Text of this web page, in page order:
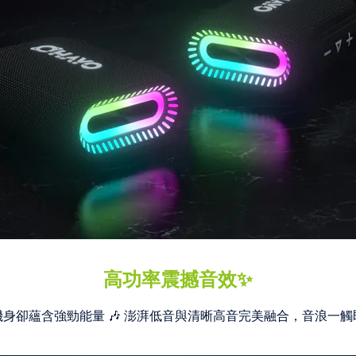
高功率震撼音效✨
卻蘊含強勁能量 🎶 澎湃低音與清晰高音完美融合，音浪一